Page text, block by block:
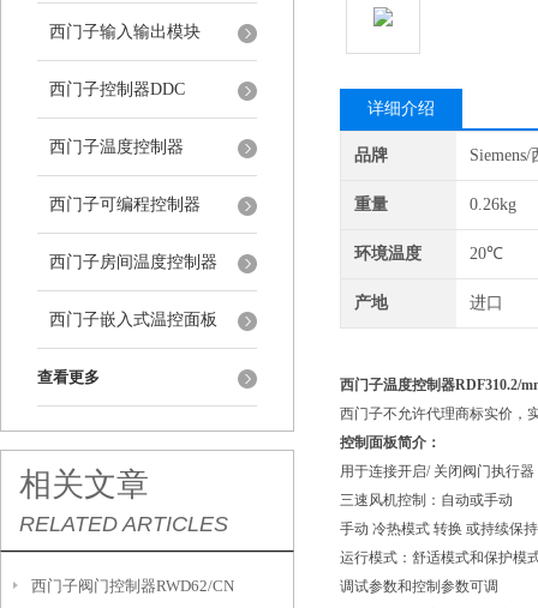
西门子输入输出模块
西门子控制器DDC
西门子温度控制器
西门子可编程控制器
西门子房间温度控制器
西门子嵌入式温控面板
查看更多
相关文章
RELATED ARTICLES
西门子阀门控制器RWD62/CN
详细介绍
品牌
重量 0.26kg
环境温度 20℃
产地 进口
西门子温度控制器RDF310.2/
西门子不允许代理商标实价，
控制面板简介：
用于连接开启/ 关闭阀门执行
三速风机控制：自动或手动
手动 冷热模式 转换 或持续保
运行模式：舒适模式和保护模
调试参数和控制参数可调